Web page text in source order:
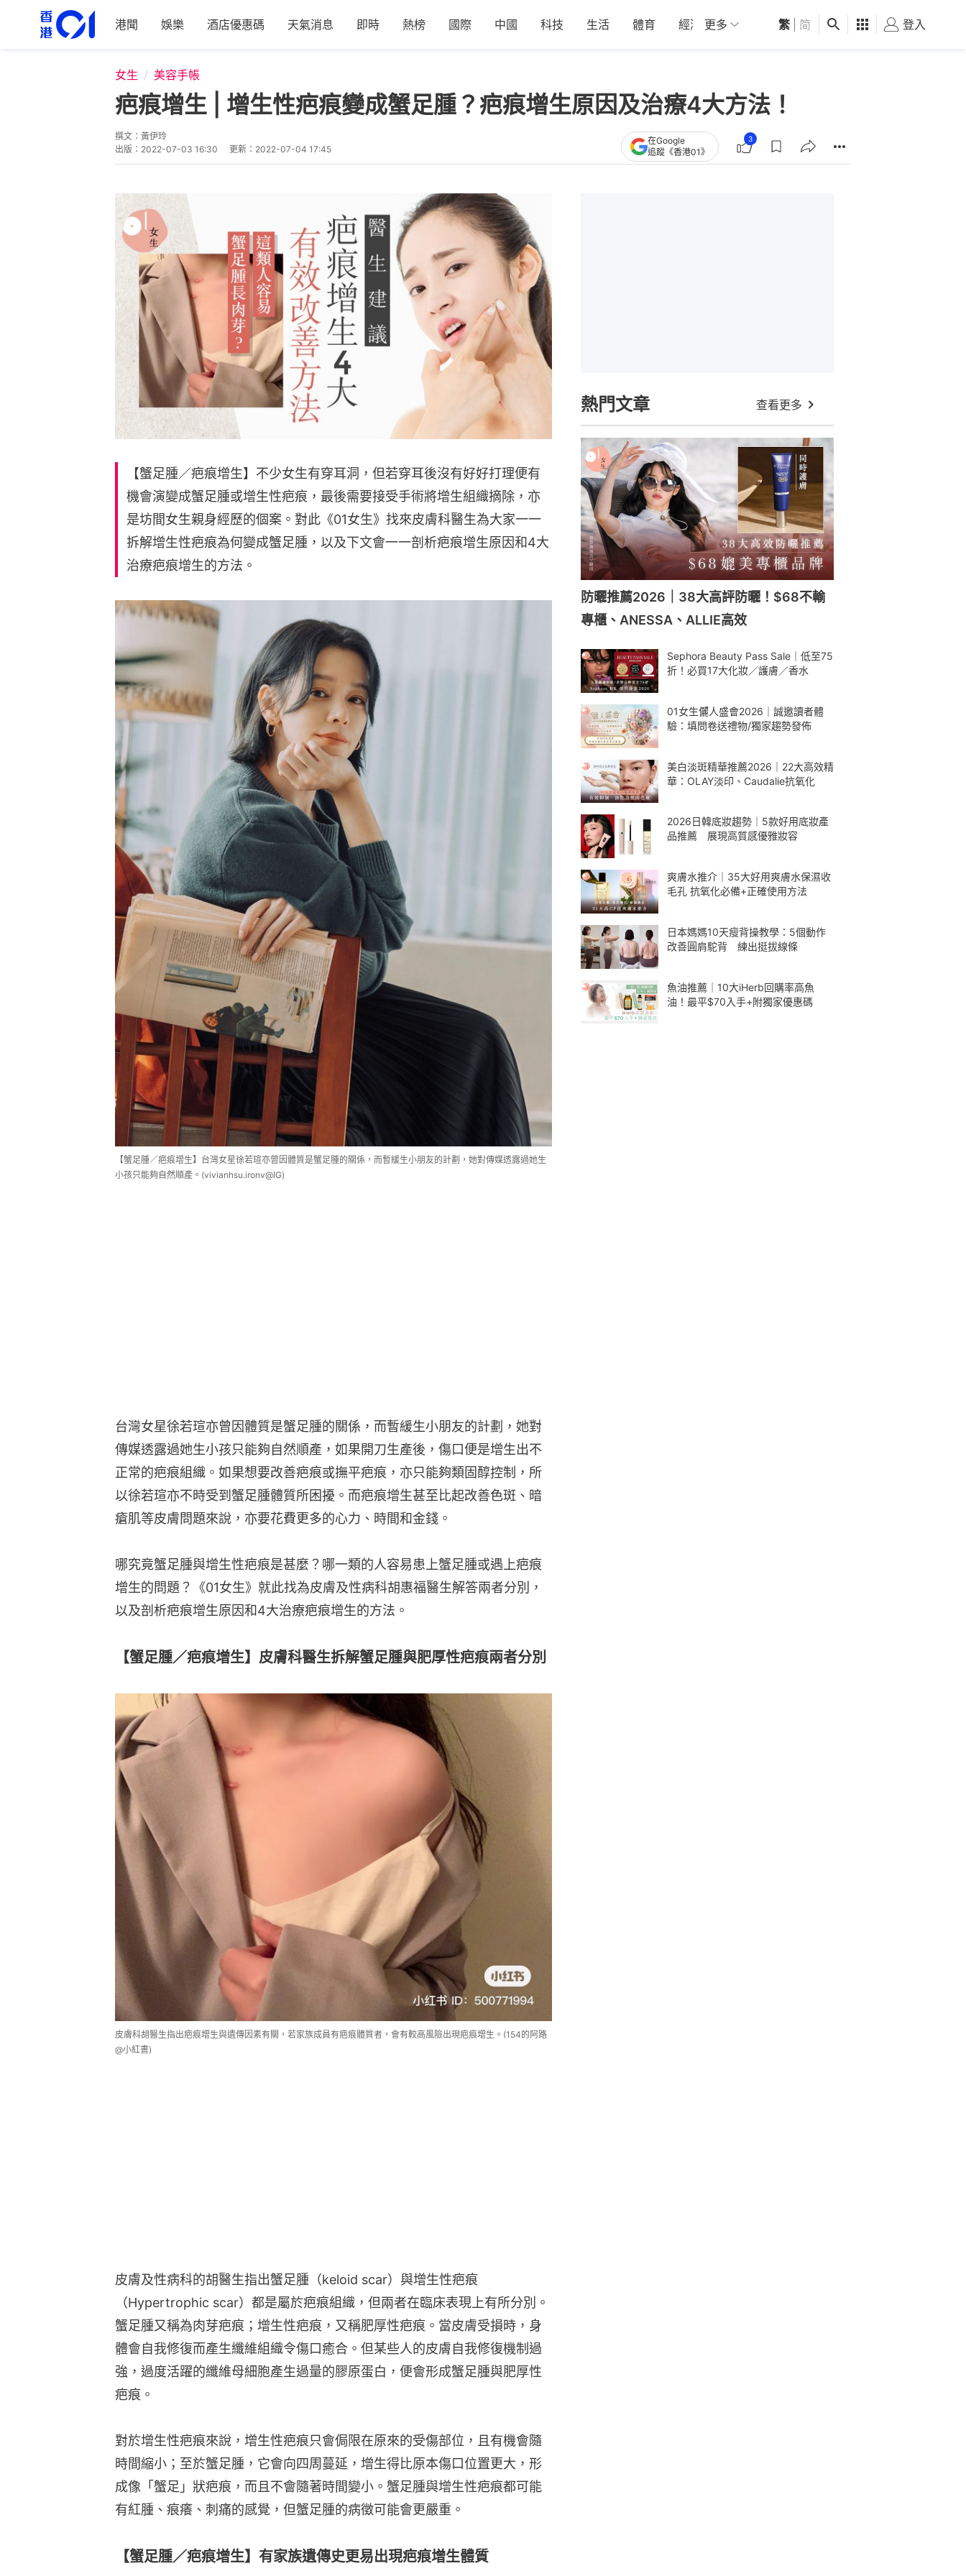
港聞 娛樂 酒店優惠碼 天氣消息 即時 熱榜 國際 中國 科技 生活 體育 經濟 01深圳 觀點 健康 好食玩飛
更多 繁 简 登入
女生 美容手帳
疤痕增生 | 增生性疤痕變成蟹足腫？疤痕增生原因及治療4大方法！
撰文： 黃伊玲
出版： 2022-07-03 16:30 更新： 2022-07-04 17:45
在Google
追蹤《香港01》
3
【蟹足腫／疤痕增生】不少女生有穿耳洞，但若穿耳後沒有好好打理便有
機會演變成蟹足腫或增生性疤痕，最後需要接受手術將增生組織摘除，亦
是坊間女生親身經歷的個案。對此《01女生》找來皮膚科醫生為大家一一
拆解增生性疤痕為何變成蟹足腫，以及下文會一一剖析疤痕增生原因和4大
治療疤痕增生的方法。
【蟹足腫／疤痕增生】台灣女星徐若瑄亦曾因體質是蟹足腫的關係，而暫緩生小朋友的計劃，她對傳媒透露過她生
小孩只能夠自然順產。(vivianhsu.ironv@IG)
台灣女星徐若瑄亦曾因體質是蟹足腫的關係，而暫緩生小朋友的計劃，她對
傳媒透露過她生小孩只能夠自然順產，如果開刀生產後，傷口便是增生出不
正常的疤痕組織。如果想要改善疤痕或撫平疤痕，亦只能夠類固醇控制，所
以徐若瑄亦不時受到蟹足腫體質所困擾。而疤痕增生甚至比起改善色斑、暗
瘡肌等皮膚問題來說，亦要花費更多的心力、時間和金錢。
哪究竟蟹足腫與增生性疤痕是甚麼？哪一類的人容易患上蟹足腫或遇上疤痕
增生的問題？《01女生》就此找為皮膚及性病科胡惠福醫生解答兩者分別，
以及剖析疤痕增生原因和4大治療疤痕增生的方法。
【蟹足腫／疤痕增生】皮膚科醫生拆解蟹足腫與肥厚性疤痕兩者分別
皮膚科胡醫生指出疤痕增生與遺傳因素有關，若家族成員有疤痕體質者，會有較高風險出現疤痕增生。(154的阿路
@小紅書)
時間縮小；至於蟹足腫，它會向四周蔓延，增生得比原本傷口位置更大，形
成像「蟹足」狀疤痕，而且不會隨著時間變小。蟹足腫與增生性疤痕都可能
有紅腫、痕癢、刺痛的感覺，但蟹足腫的病徵可能會更嚴重。
【蟹足腫／疤痕增生】有家族遺傳史更易出現疤痕增生體質
蟹足腫或增生性疤痕也要視乎疤痕體積、傷口位置等因素決定，包括以下4個
的治療方法：
熱門文章 查看更多
防曬推薦2026｜38大高評防曬！$68不輸
專櫃、ANESSA、ALLIE高效
Sephora Beauty Pass Sale｜低至75
折！必買17大化妝／護膚／香水
01女生儷人盛會2026｜誠邀讀者體
驗：填問卷送禮物/獨家趨勢發佈
美白淡斑精華推薦2026｜22大高效精
華：OLAY淡印、Caudalie抗氧化
2026日韓底妝趨勢｜5款好用底妝產
品推薦 展現高質感優雅妝容
爽膚水推介｜35大好用爽膚水保濕收
毛孔 抗氧化必備+正確使用方法
日本媽媽10天瘦背操教學：5個動作
改善圓肩駝背 練出挺拔線條
魚油推薦｜10大iHerb回購率高魚
油！最平$70入手+附獨家優惠碼